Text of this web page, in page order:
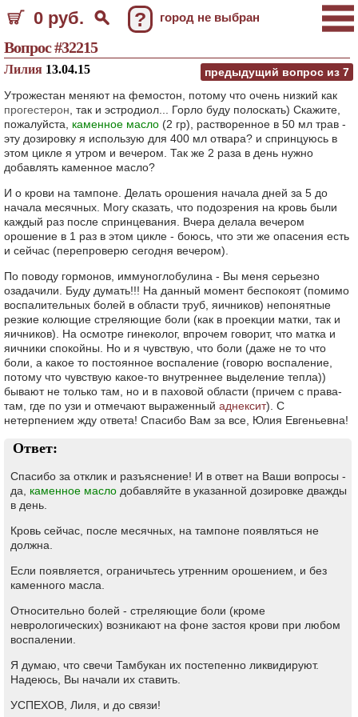
0 руб. ? город не выбран
Вопрос #32215
предыдущий вопрос из 7
Лилия 13.04.15
Утрожестан меняют на фемостон, потому что очень низкий как
прогестерон , так и эстродиол... Горло буду полоскать) Скажите,
пожалуйста, каменное масло (2 гр), растворенное в 50 мл трав -
эту дозировку я использую для 400 мл отвара? и спринцуюсь в
этом цикле я утром и вечером. Так же 2 раза в день нужно
добавлять каменное масло?
И о крови на тампоне. Делать орошения начала дней за 5 до
начала месячных. Могу сказать, что подозрения на кровь были
каждый раз после спринцевания. Вчера делала вечером
орошение в 1 раз в этом цикле - боюсь, что эти же опасения есть
и сейчас (перепроверю сегодня вечером).
По поводу гормонов, иммуноглобулина - Вы меня серьезно
озадачили. Буду думать!!! На данный момент беспокоят (помимо
воспалительных болей в области труб, яичников) непонятные
резкие колющие стреляющие боли (как в проекции матки, так и
яичников). На осмотре гинеколог, впрочем говорит, что матка и
яичники спокойны. Но и я чувствую, что боли (даже не то что
боли, а какое то постоянное воспаление (говорю воспаление,
потому что чувствую какое-то внутреннее выделение тепла))
бывают не только там, но и в паховой области (причем с права-
там, где по узи и отмечают выраженный аднексит). С
нетерпением жду ответа! Спасибо Вам за все, Юлия Евгеньевна!
Ответ:
Спасибо за отклик и разъяснение! И в ответ на Ваши вопросы -
да, каменное масло добавляйте в указанной дозировке дважды
в день.
Кровь сейчас, после месячных, на тампоне появляться не
должна.
Если появляется, ограничьтесь утренним орошением, и без
каменного масла.
Относительно болей - стреляющие боли (кроме
неврологических) возникают на фоне застоя крови при любом
воспалении.
Я думаю, что свечи Тамбукан их постепенно ликвидируют.
Надеюсь, Вы начали их ставить.
УСПЕХОВ, Лиля, и до связи!